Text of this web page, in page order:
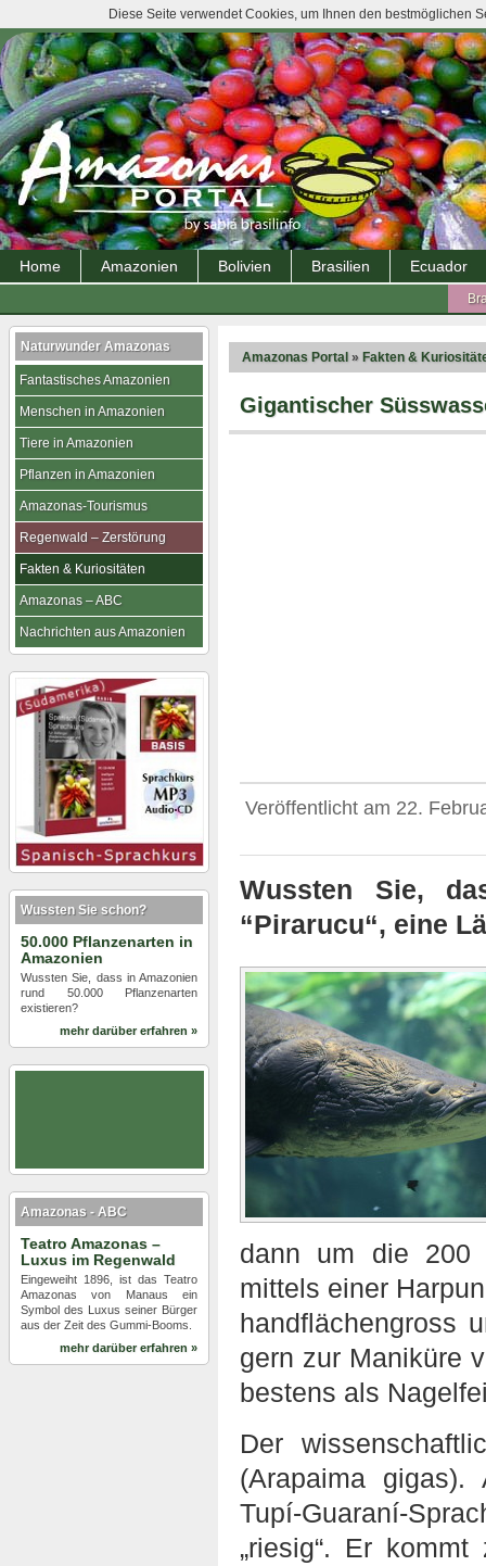
Home Amazonien Bolivien Brasilien Ecuador
Amazonas Portal » Fakten &
Gigantischer
Veröffentlicht am 22.
Wussten Sie,
“Pirarucu“, eine
dann um die 200
mittels einer
handflächengross
gern zur Maniküre
bestens als
Der
(Arapaima gigas).
Tupí-Guaraní-
„riesig“. Er
Naturwunder Amazonas
Fantastisches Amazonien
Menschen in Amazonien
Tiere in Amazonien
Pflanzen in Amazonien
Amazonas-Tourismus
Regenwald – Zerstörung
Fakten & Kuriositäten
Amazonas – ABC
Nachrichten aus Amazonien
Wussten Sie schon?
50.000 Pflanzenarten in
Amazonien
Wussten Sie, dass in Amazonien
rund 50.000 Pflanzenarten
existieren?
mehr darüber erfahren »
Amazonas - ABC
Teatro Amazonas –
Luxus im Regenwald
Eingeweiht 1896, ist das Teatro
Amazonas von Manaus ein
Symbol des Luxus seiner Bürger
aus der Zeit des Gummi-Booms.
mehr darüber erfahren »
Diese Seite verwendet Cookies, um Ihnen den bestmöglichen